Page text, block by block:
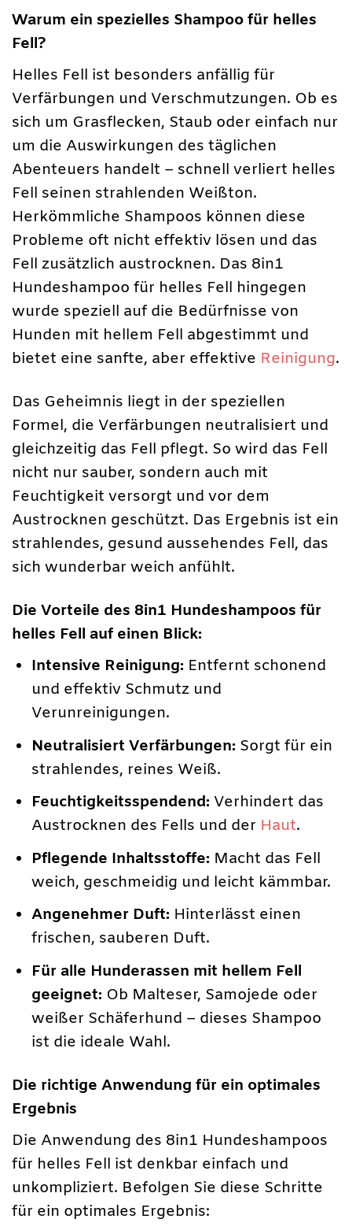
Warum ein spezielles Shampoo für helles
Fell?
Helles Fell ist besonders anfällig für
Verfärbungen und Verschmutzungen. Ob es
sich um Grasflecken, Staub oder einfach nur
um die Auswirkungen des täglichen
Abenteuers handelt – schnell verliert helles
Fell seinen strahlenden Weißton.
Herkömmliche Shampoos können diese
Probleme oft nicht effektiv lösen und das
Fell zusätzlich austrocknen. Das 8in1
Hundeshampoo für helles Fell hingegen
wurde speziell auf die Bedürfnisse von
Hunden mit hellem Fell abgestimmt und
bietet eine sanfte, aber effektive Reinigung.
Das Geheimnis liegt in der speziellen
Formel, die Verfärbungen neutralisiert und
gleichzeitig das Fell pflegt. So wird das Fell
nicht nur sauber, sondern auch mit
Feuchtigkeit versorgt und vor dem
Austrocknen geschützt. Das Ergebnis ist ein
strahlendes, gesund aussehendes Fell, das
sich wunderbar weich anfühlt.
Die Vorteile des 8in1 Hundeshampoos für
helles Fell auf einen Blick:
Intensive Reinigung: Entfernt schonend
und effektiv Schmutz und
Verunreinigungen.
Neutralisiert Verfärbungen: Sorgt für ein
strahlendes, reines Weiß.
Feuchtigkeitsspendend: Verhindert das
Austrocknen des Fells und der Haut.
Pflegende Inhaltsstoffe: Macht das Fell
weich, geschmeidig und leicht kämmbar.
Angenehmer Duft: Hinterlässt einen
frischen, sauberen Duft.
Für alle Hunderassen mit hellem Fell
geeignet: Ob Malteser, Samojede oder
weißer Schäferhund – dieses Shampoo
ist die ideale Wahl.
Die richtige Anwendung für ein optimales
Ergebnis
Die Anwendung des 8in1 Hundeshampoos
für helles Fell ist denkbar einfach und
unkompliziert. Befolgen Sie diese Schritte
für ein optimales Ergebnis: